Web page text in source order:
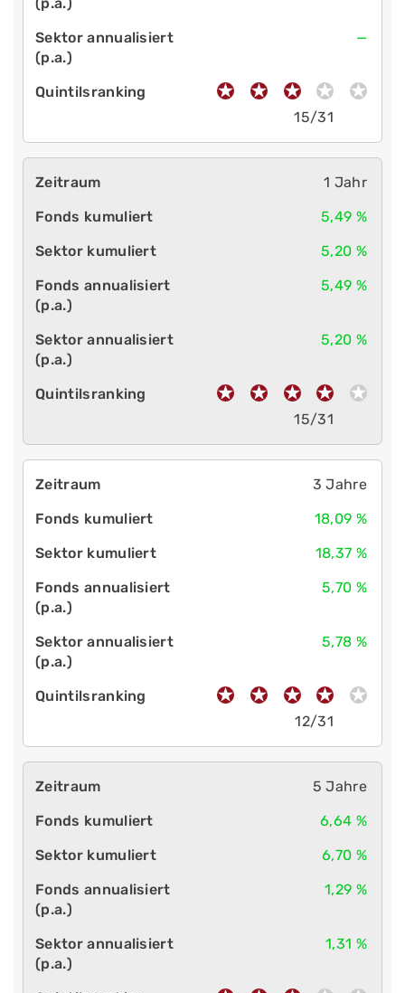
—
15/31
1 Jahr
5,49 %
5,20 %
5,49 %
5,20 %
15/31
3 Jahre
18,09 %
18,37 %
5,70 %
5,78 %
12/31
5 Jahre
6,64 %
6,70 %
1,29 %
1,31 %